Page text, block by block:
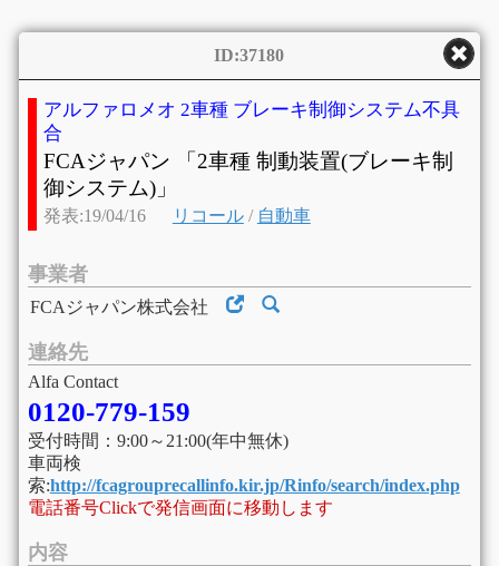
ID:37180
アルファロメオ 2車種 ブレーキ制御システム不具
合
FCAジャパン 「2車種 制動装置(ブレーキ制
御システム)」
発表:19/04/16 リコール/ 自動車
事業者
FCAジャパン株式会社
連絡先
Alfa Contact
0120-779-159
受付時間：9:00～21:00(年中無休)
車両検
索:http://fcagrouprecallinfo.kir.jp/Rinfo/search/index.php
電話番号Clickで発信画面に移動します
内容